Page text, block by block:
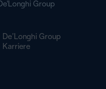
Group
De’Longhi Group
Karriere